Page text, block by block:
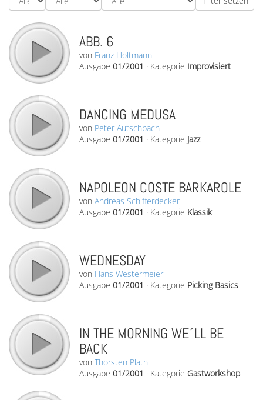
ABB. 6
von Franz Holtmann
Ausgabe 01/2001 · Kategorie Improvisiert
DANCING MEDUSA
von Peter Autschbach
Ausgabe 01/2001 · Kategorie Jazz
NAPOLEON COSTE BARKAROLE
von Andreas Schifferdecker
Ausgabe 01/2001 · Kategorie Klassik
WEDNESDAY
von Hans Westermeier
Ausgabe 01/2001 · Kategorie Picking Basics
IN THE MORNING WE´LL BE
BACK
von Thorsten Plath
Ausgabe 01/2001 · Kategorie Gastworkshop